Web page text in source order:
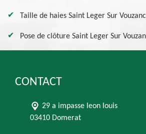
Taille de haies Saint Leger Sur
Pose de clôture Saint Leger Sur
CONTACT
29 a impasse leon louis
03410 Domerat